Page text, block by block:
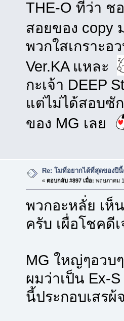
THE-O ที่ว่า ช
สอยของ
พวกใสเกราะอ
Ver.KA แหละ
กะเจ้า DEEP
แต่ไม่ได้สอบซั
ของ MG เลย
Re: โมที่อยากได้ที่สุดของปี
« ตอบกลับ #897 เมื่อ: พฤษภาคม
พวกอะหลั่ย เห็
ครับ เผื่อโชคดี
MG ใหญ่ๆอวบ
ผมว่าเป็น Ex-
นี้ประกอบเสรผ้